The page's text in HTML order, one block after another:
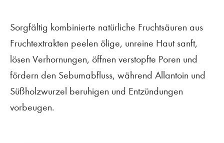
Sorgfältig kombinierte natürliche Fruchtsäuren aus
Fruchtextrakten peelen ölige, unreine Haut sanft,
lösen Verhornungen, öffnen verstopfte Poren und
fördern den Sebumabfluss, während Allantoin und
Süßholzwurzel beruhigen und Entzündungen
vorbeugen.